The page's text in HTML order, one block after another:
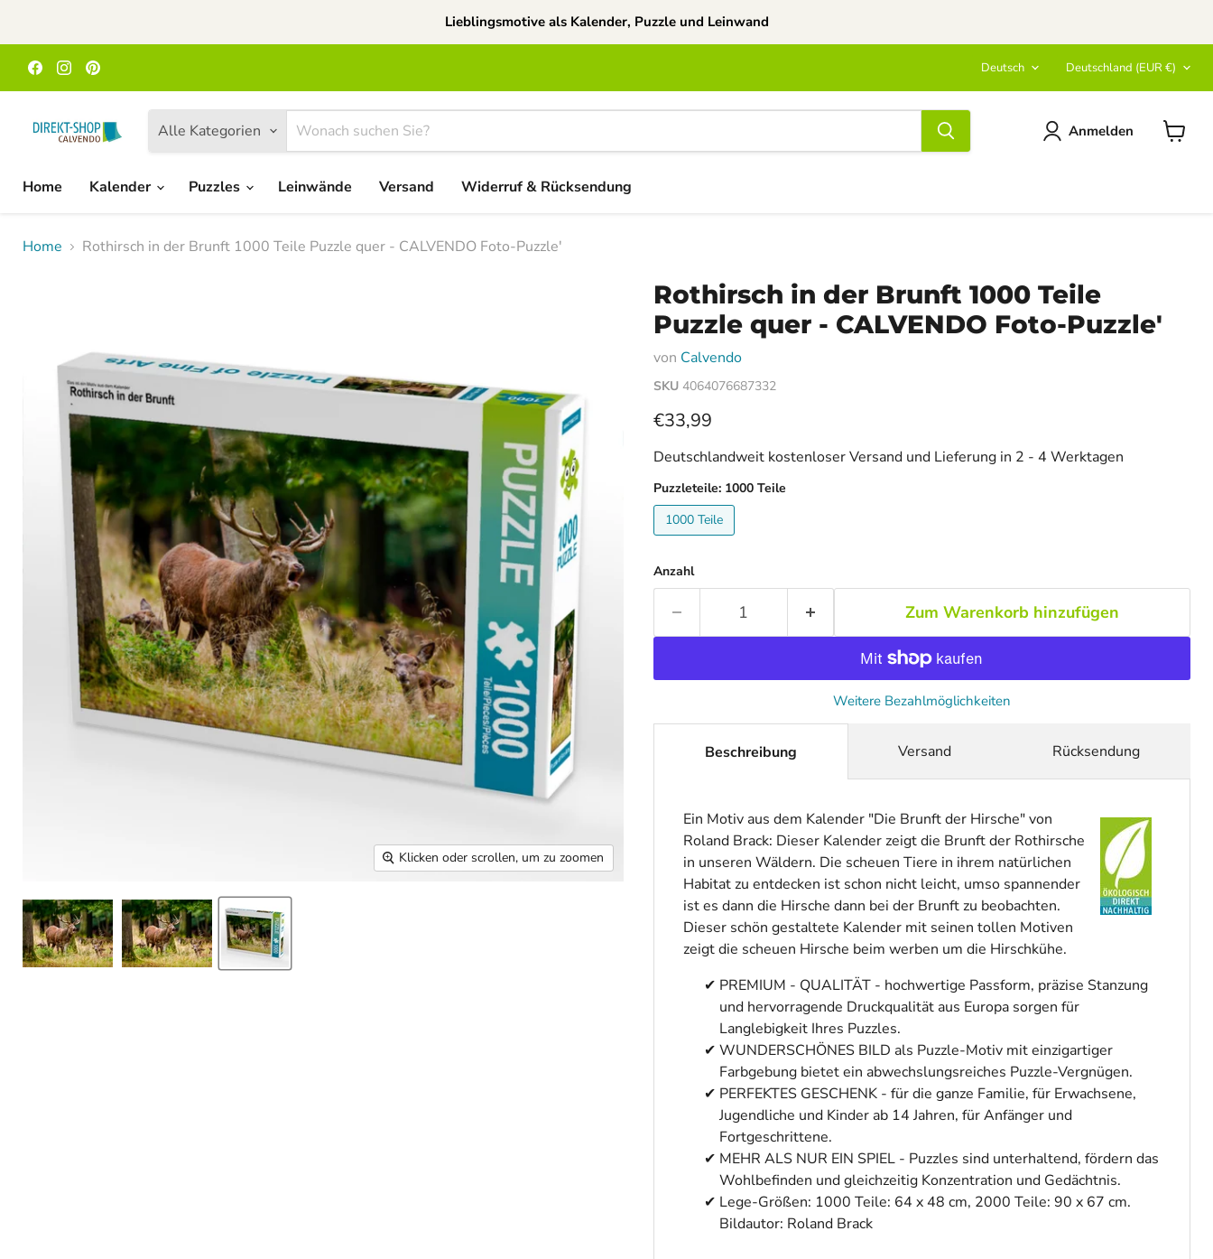
Lieblingsmotive als Kalender, Puzzle und Leinwand
Finden
Sie
uns
Facebook
Finden
Sie
uns
Instagram
uns
Pinterest
Sprache
Deutsch Land
Deutschland (EUR €)
Alle Kategorien Anmelden
Home
Kalender Puzzles Leinwände Versand Widerruf & Rücksendung
Home Rothirsch in der Brunft 1000 Teile Puzzle quer - CALVENDO Foto-Puzzle'
Klicken oder scrollen, um zu zoomen
Rothirsch in der Brunft 1000 Teile
Puzzle quer - CALVENDO Foto-Puzzle'
von Calvendo
SKU 4064076687332
Aktueller Preis
€33,99
Deutschlandweit kostenloser Versand und Lieferung in 2 - 4 Werktagen
Puzzleteile: 1000 Teile
1000 Teile
Anzahl
Zum Warenkorb hinzufügen
Weitere Bezahlmöglichkeiten
Beschreibung
Ein Motiv aus dem Kalender "Die Brunft der Hirsche" von
Roland Brack: Dieser Kalender zeigt die Brunft der Rothirsche
in unseren Wäldern. Die scheuen Tiere in ihrem natürlichen
Habitat zu entdecken ist schon nicht leicht, umso spannender
ist es dann die Hirsche dann bei der Brunft zu beobachten.
Dieser schön gestaltete Kalender mit seinen tollen Motiven
zeigt die scheuen Hirsche beim werben um die Hirschkühe.
PREMIUM - QUALITÄT - hochwertige Passform, präzise Stanzung
und hervorragende Druckqualität aus Europa sorgen für
Langlebigkeit Ihres Puzzles.
WUNDERSCHÖNES BILD als Puzzle-Motiv mit einzigartiger
Farbgebung bietet ein abwechslungsreiches Puzzle-Vergnügen.
PERFEKTES GESCHENK - für die ganze Familie, für Erwachsene,
Jugendliche und Kinder ab 14 Jahren, für Anfänger und
Fortgeschrittene.
MEHR ALS NUR EIN SPIEL - Puzzles sind unterhaltend, fördern das
Wohlbefinden und gleichzeitig Konzentration und Gedächtnis.
Lege-Größen: 1000 Teile: 64 x 48 cm, 2000 Teile: 90 x 67 cm.
Bildautor: Roland Brack
Versand Rücksendung